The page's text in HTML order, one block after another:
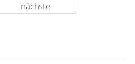
nächste